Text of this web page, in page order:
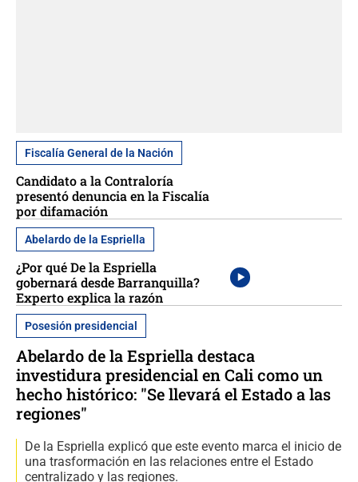
Fiscalía General de la Nación
Candidato a la Contraloría
presentó denuncia en la Fiscalía
por difamación
Abelardo de la Espriella
¿Por qué De la Espriella
gobernará desde Barranquilla?
Experto explica la razón
Posesión presidencial
Abelardo de la Espriella destaca
investidura presidencial en Cali como un
hecho histórico: "Se llevará el Estado a las
regiones"
De la Espriella explicó que este evento marca el inicio de
una trasformación en las relaciones entre el Estado
centralizado y las regiones.